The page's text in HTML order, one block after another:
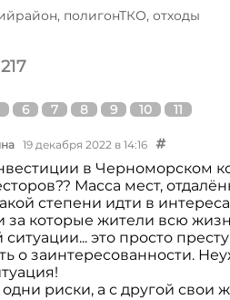
полигонТКО, отходы
217
6 7 8 9 10 11
19 декабря 2022 в 14:16
в Черноморском
Масса мест,
степени идти в
которые жители всю
ситуации... это просто
о заинтересованности.
риски, а с другой свои